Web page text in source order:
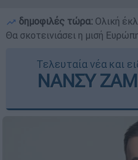
δημοφιλές τώρα: Ολική
Θα σκοτεινιάσει η μισή
Τελευταία νέα και
ΝΑΝΣΥ